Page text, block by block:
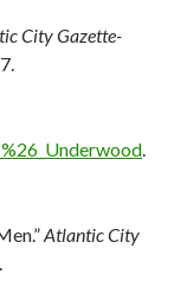
City Gazette-
.
Atlantic City